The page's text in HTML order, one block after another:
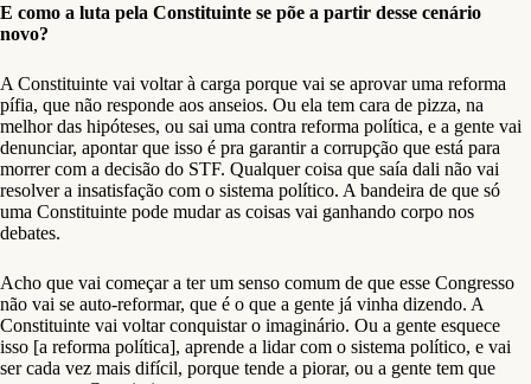
E como a luta pela Constituinte se põe a partir desse cenário
novo?
A Constituinte vai voltar à carga porque vai se aprovar uma reforma
pífia, que não responde aos anseios. Ou ela tem cara de pizza, na
melhor das hipóteses, ou sai uma contra reforma política, e a gente vai
denunciar, apontar que isso é pra garantir a corrupção que está para
morrer com a decisão do STF. Qualquer coisa que saía dali não vai
resolver a insatisfação com o sistema político. A bandeira de que só
uma Constituinte pode mudar as coisas vai ganhando corpo nos
debates.
Acho que vai começar a ter um senso comum de que esse Congresso
não vai se auto-reformar, que é o que a gente já vinha dizendo. A
Constituinte vai voltar conquistar o imaginário. Ou a gente esquece
isso [a reforma política], aprende a lidar com o sistema político, e vai
ser cada vez mais difícil, porque tende a piorar, ou a gente tem que